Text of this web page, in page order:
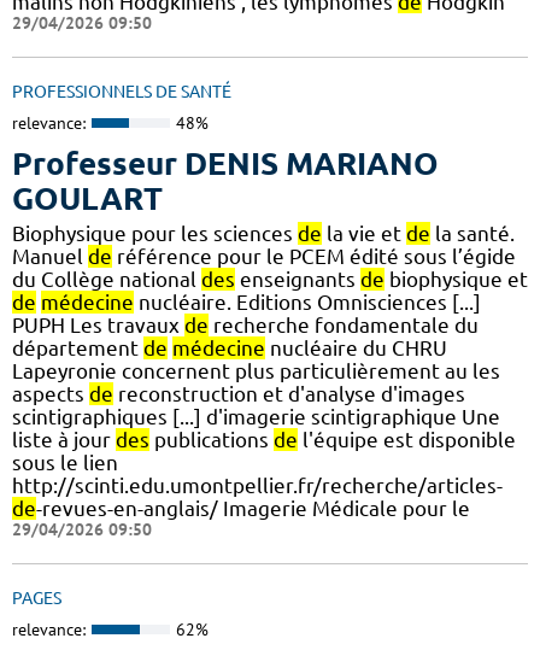
29/04/2026 09:50
PROFESSIONNELS DE SANTÉ
relevance: 48%
Professeur DENIS MARIANO
GOULART
Biophysique pour les sciences de la vie et de la santé.
Manuel de référence pour le PCEM édité sous l’égide
du Collège national des enseignants de biophysique et
de médecine nucléaire. Editions Omnisciences [...]
PUPH Les travaux de recherche fondamentale du
département de médecine nucléaire du CHRU
Lapeyronie concernent plus particulièrement au les
aspects de reconstruction et d'analyse d'images
scintigraphiques [...] d'imagerie scintigraphique Une
liste à jour des publications de l'équipe est disponible
sous le lien
http://scinti.edu.umontpellier.fr/recherche/articles-
de-revues-en-anglais/ Imagerie Médicale pour le
29/04/2026 09:50
PAGES
relevance: 62%